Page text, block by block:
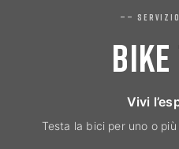
——
Vivi
Testa la bici per uno o più